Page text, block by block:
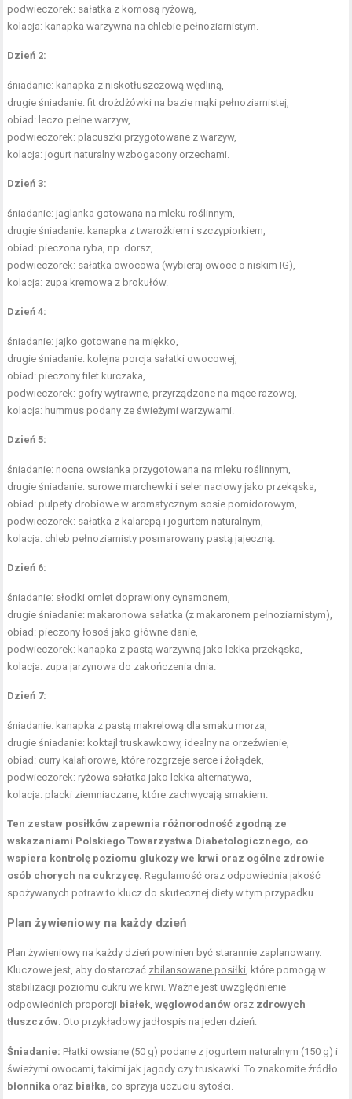
podwieczorek: sałatka z komosą ryżową,
kolacja: kanapka warzywna na chlebie pełnoziarnistym.
Dzień 2:
śniadanie: kanapka z niskotłuszczową wędliną,
drugie śniadanie: fit drożdżówki na bazie mąki pełnoziarnistej,
obiad: leczo pełne warzyw,
podwieczorek: placuszki przygotowane z warzyw,
kolacja: jogurt naturalny wzbogacony orzechami.
Dzień 3:
śniadanie: jaglanka gotowana na mleku roślinnym,
drugie śniadanie: kanapka z twarożkiem i szczypiorkiem,
obiad: pieczona ryba, np. dorsz,
podwieczorek: sałatka owocowa (wybieraj owoce o niskim IG),
kolacja: zupa kremowa z brokułów.
Dzień 4:
śniadanie: jajko gotowane na miękko,
drugie śniadanie: kolejna porcja sałatki owocowej,
obiad: pieczony filet kurczaka,
podwieczorek: gofry wytrawne, przyrządzone na mące razowej,
kolacja: hummus podany ze świeżymi warzywami.
Dzień 5:
śniadanie: nocna owsianka przygotowana na mleku roślinnym,
drugie śniadanie: surowe marchewki i seler naciowy jako przekąska,
obiad: pulpety drobiowe w aromatycznym sosie pomidorowym,
podwieczorek: sałatka z kalarepą i jogurtem naturalnym,
kolacja: chleb pełnoziarnisty posmarowany pastą jajeczną.
Dzień 6:
śniadanie: słodki omlet doprawiony cynamonem,
drugie śniadanie: makaronowa sałatka (z makaronem pełnoziarnistym),
obiad: pieczony łosoś jako główne danie,
podwieczorek: kanapka z pastą warzywną jako lekka przekąska,
kolacja: zupa jarzynowa do zakończenia dnia.
Dzień 7:
śniadanie: kanapka z pastą makrelową dla smaku morza,
drugie śniadanie: koktajl truskawkowy, idealny na orzeźwienie,
obiad: curry kalafiorowe, które rozgrzeje serce i żołądek,
podwieczorek: ryżowa sałatka jako lekka alternatywa,
kolacja: placki ziemniaczane, które zachwycają smakiem.
Ten zestaw posiłków zapewnia różnorodność zgodną ze
wskazaniami Polskiego Towarzystwa Diabetologicznego, co
wspiera kontrolę poziomu glukozy we krwi oraz ogólne zdrowie
osób chorych na cukrzycę. Regularność oraz odpowiednia jakość
spożywanych potraw to klucz do skutecznej diety w tym przypadku.
Plan żywieniowy na każdy dzień
Plan żywieniowy na każdy dzień powinien być starannie zaplanowany.
Kluczowe jest, aby dostarczać zbilansowane posiłki , które pomogą w
stabilizacji poziomu cukru we krwi. Ważne jest uwzględnienie
odpowiednich proporcji białek ,węglowodanów oraz zdrowych
tłuszczów . Oto przykładowy jadłospis na jeden dzień:
Śniadanie: Płatki owsiane (50 g) podane z jogurtem naturalnym (150 g) i
świeżymi owocami, takimi jak jagody czy truskawki. To znakomite źródło
błonnika oraz białka , co sprzyja uczuciu sytości.